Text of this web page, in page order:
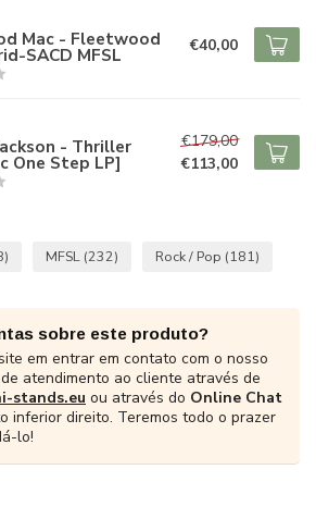
Mac - Fleetwood
SACD MFSL €40,00
- Thriller
One Step LP]
€179,00
€113,00
MFSL (232) Rock / Pop (181)
sobre este produto?
em entrar em contato com o nosso
atendimento ao cliente através de
stands.eu ou através do Online Chat
inferior direito. Teremos todo o prazer
lo!